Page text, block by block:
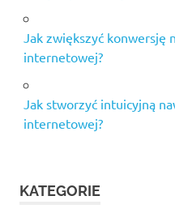
Jak zwiększyć konwersję
internetowej?
Jak stworzyć intuicyjną
internetowej?
KATEGORIE